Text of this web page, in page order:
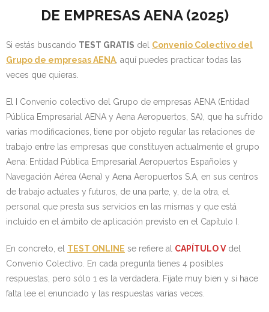
- OPOSICIÓN Auxiliar Administrativo del Estado - 2024
- OPOSICIÓN Administrativo del Estado - 2024
- Seguridad Social
- - OPOSICIÓN Gestión Seguridad Social – 2025
- - OPOSICIÓN Administrativo Seguridad Social – 2025
- - OPOSICIÓN Administrativo Seguridad Social - 2024
- Andalucía
- - TEST de Auxiliar Administrativo SAS 2026
- - OPOSICIÓN Auxiliar Administrativo SAS – 2025
- - OPOSICIÓN Celador SAS – 2025
DE EMPRESAS AENA (2025)
Si estás buscando TEST GRATIS del Convenio Colectivo del
Grupo de empresas AENA , aquí puedes practicar todas las
veces que quieras.
El I Convenio colectivo del Grupo de empresas AENA (Entidad
Pública Empresarial AENA y Aena Aeropuertos, SA), que ha sufrido
varias modificaciones, tiene por objeto regular las relaciones de
trabajo entre las empresas que constituyen actualmente el grupo
Aena: Entidad Pública Empresarial Aeropuertos Españoles y
Navegación Aérea (Aena) y Aena Aeropuertos S.A, en sus centros
de trabajo actuales y futuros, de una parte, y, de la otra, el
personal que presta sus servicios en las mismas y que está
incluido en el ámbito de aplicación previsto en el Capítulo I.
En concreto, el TEST ONLINE se refiere al CAPÍTULO Vdel
Convenio Colectivo. En cada pregunta tienes 4 posibles
respuestas, pero sólo 1 es la verdadera. Fíjate muy bien y si hace
falta lee el enunciado y las respuestas varias veces.